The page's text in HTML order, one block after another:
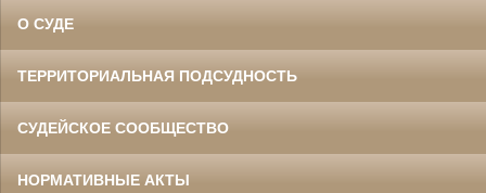
О СУДЕ
ТЕРРИТОРИАЛЬНАЯ ПОДСУДНОСТЬ
СУДЕЙСКОЕ СООБЩЕСТВО
НОРМАТИВНЫЕ АКТЫ